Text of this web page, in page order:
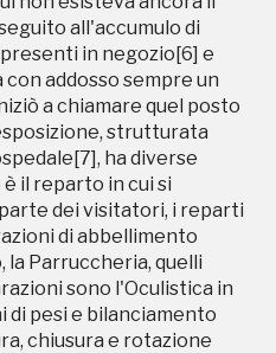
all'accumulo di
in negozio[6] e
addosso sempre un
a chiamare quel posto
strutturata
ha diverse
il reparto in cui si
dei visitatori, i reparti
di abbellimento
la Parruccheria, quelli
sono l'Oculistica in
di pesi e bilanciamento
chiusura e rotazione
la sala Gessi[9] e
reparti sono la Sala
l'Ambulatorio
Vestitura ed il
delle specializzazioni
la riparazione dei